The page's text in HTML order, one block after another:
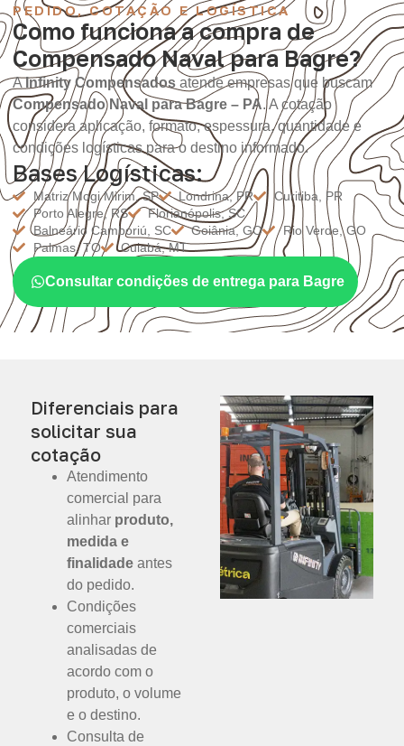
PEDIDO, COTAÇÃO E LOGÍSTICA
Como funciona a compra de
Compensado Naval para Bagre?
AInfinity Compensados atende empresas que buscam
Compensado Naval para Bagre – PA. A cotação
considera aplicação, formato, espessura, quantidade e
condições logísticas para o destino informado.
Bases Logísticas:
Matriz Mogi Mirim, SP Londrina, PR
Curitiba, PR
Porto Alegre, RS
Florianópolis, SC
Balneário Camboriú, SC
Goiânia, GO
Rio Verde, GO
Palmas, TO
Cuiabá, MT
Consultar condições de entrega para Bagre
Diferenciais para
solicitar sua
cotação
Atendimento
comercial para
alinhar produto,
medida e
finalidade antes
do pedido.
Condições
comerciais
analisadas de
acordo com o
produto, o volume
e o destino.
Consulta de